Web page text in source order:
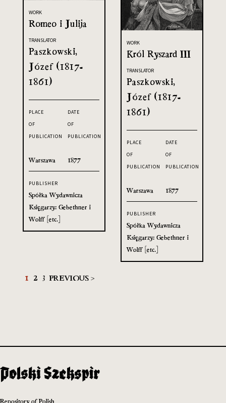
WORK
Romeo i Julija
TRANSLATOR
Paszkowski,
Józef (1817-
1861)
PLACE
OF
PUBLICATION
Warszawa
DATE
OF
PUBLICATION
1877
PUBLISHER
Spółka Wydawnicza
Księgarzy: Gebethner i
Wolff [etc.]
WORK
Król Ryszard III
TRANSLATOR
Paszkowski,
Józef (1817-
1861)
PLACE
OF
PUBLICATION
Warszawa
DATE
OF
PUBLICATION
1877
PUBLISHER
Spółka Wydawnicza
Księgarzy: Gebethner i
Wolff [etc.]
1 2 3 PREVIOUS >
Repository of Polish